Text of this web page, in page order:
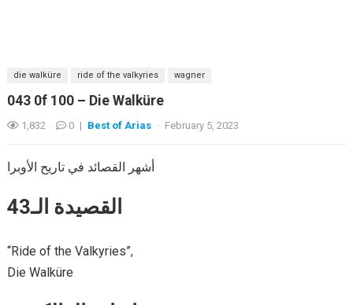
die walküre ride of the valkyries wagner
043 0f 100 – Die Walküre
1,832 0 | Best of Arias · February 5, 2023
أشهر القصائد في تاريح الأوبرا
القصيدة الـ43
“Ride of the Valkyries”,
Die Walküre